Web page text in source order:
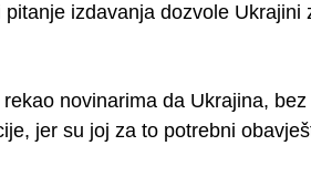
izdavanja dozvole
novinarima da Ukrajina,
jer su joj za to potrebni